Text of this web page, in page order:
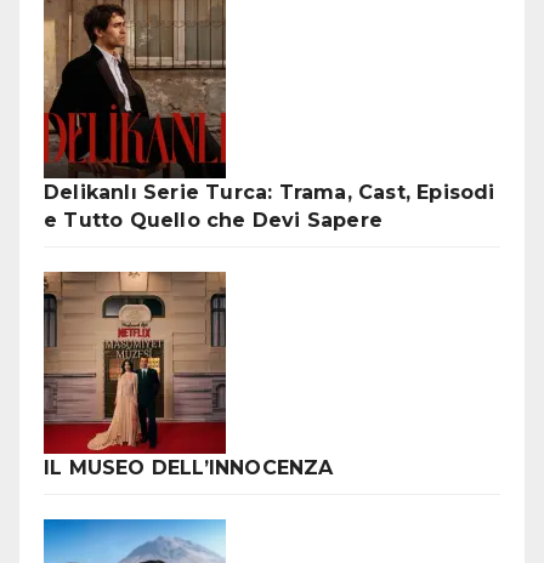
Delikanlı Serie Turca: Trama, Cast, Episodi
e Tutto Quello che Devi Sapere
IL MUSEO DELL’INNOCENZA